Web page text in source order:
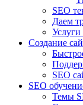
SEO
Даем
Услуги
Создание
SEO
SEO
Темы